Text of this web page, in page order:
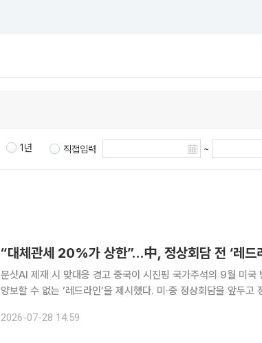
1년 직접입력 ~
“대체관세 20%가 상한”…中, 정상회담 전 ‘레드
문샷AI 제재 시 맞대응 경고 중국이 시진핑 국가주석의 9월 미국 방문을 앞두고 관세와 AI 문제에서
양보할 수 없는 ‘레드라인’을 제시했다. 미·중 정상회담을 앞두고
전날 대변인 명의 성명에서 미국이 양국 무역협상에서 기존 관
2026-07-28 14:59